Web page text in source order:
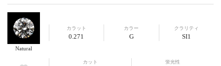
Natural
カラット
0.271
カラー
G
クラリティ
SI1
カット 蛍光性